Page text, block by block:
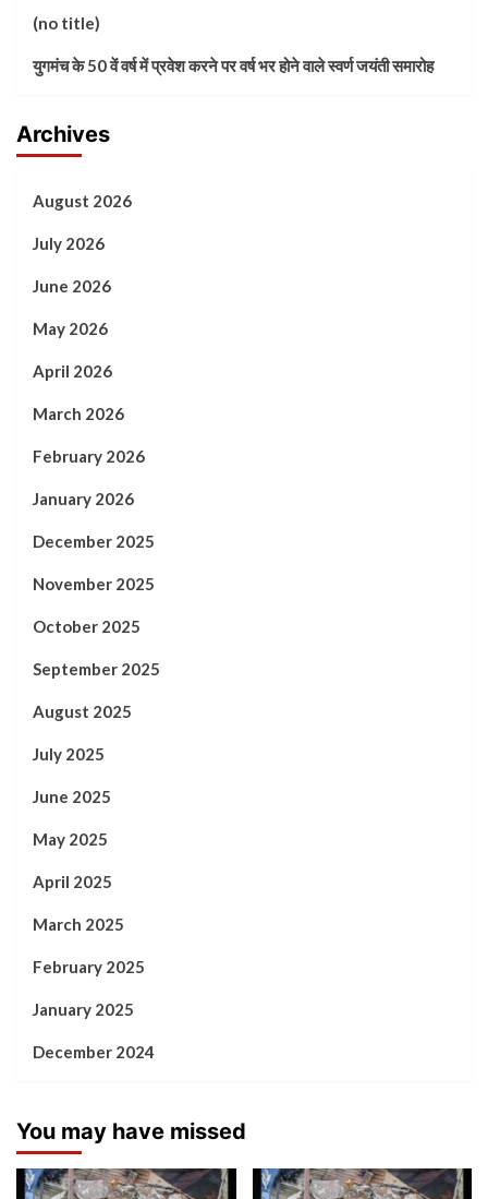
(no title)
युगमंच के 50 वें वर्ष में प्रवेश करने पर वर्ष भर होने वाले स्वर्ण जयंती समारोह
Archives
August 2026
July 2026
June 2026
May 2026
April 2026
March 2026
February 2026
January 2026
December 2025
November 2025
October 2025
September 2025
August 2025
July 2025
June 2025
May 2025
April 2025
March 2025
February 2025
January 2025
December 2024
You may have missed